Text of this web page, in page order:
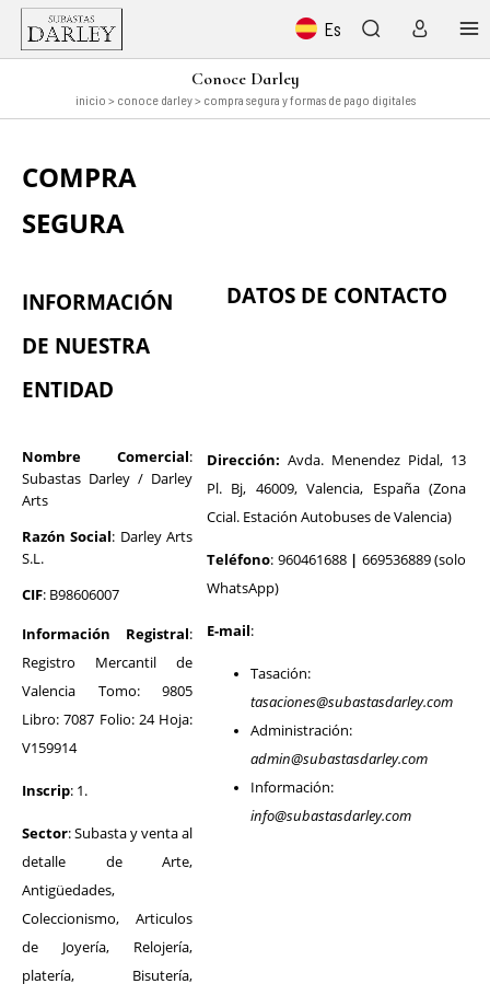
Es
Conoce Darley
inicio > conoce darley > compra segura y formas de pago digitales
COMPRA
SEGURA
INFORMACIÓN
DE NUESTRA
ENTIDAD
DATOS DE CONTACTO
Nombre Comercial:
Subastas Darley / Darley
Arts
Razón Social: Darley Arts
S.L.
CIF: B98606007
Información Registral:
Registro Mercantil de
Valencia Tomo: 9805
Libro: 7087 Folio: 24 Hoja:
V159914
Inscrip: 1.
Sector: Subasta y venta al
detalle de Arte,
Antigüedades,
Coleccionismo, Articulos
de Joyería, Relojería,
platería, Bisutería,
Dirección: Avda. Menendez Pidal, 13
Pl. Bj, 46009, Valencia, España (Zona
Ccial. Estación Autobuses de Valencia)
Teléfono: 960461688 | 669536889 (solo
WhatsApp)
E-mail:
Tasación:
tasaciones@subastasdarley.com
Administración:
admin@subastasdarley.com
Información:
info@subastasdarley.com